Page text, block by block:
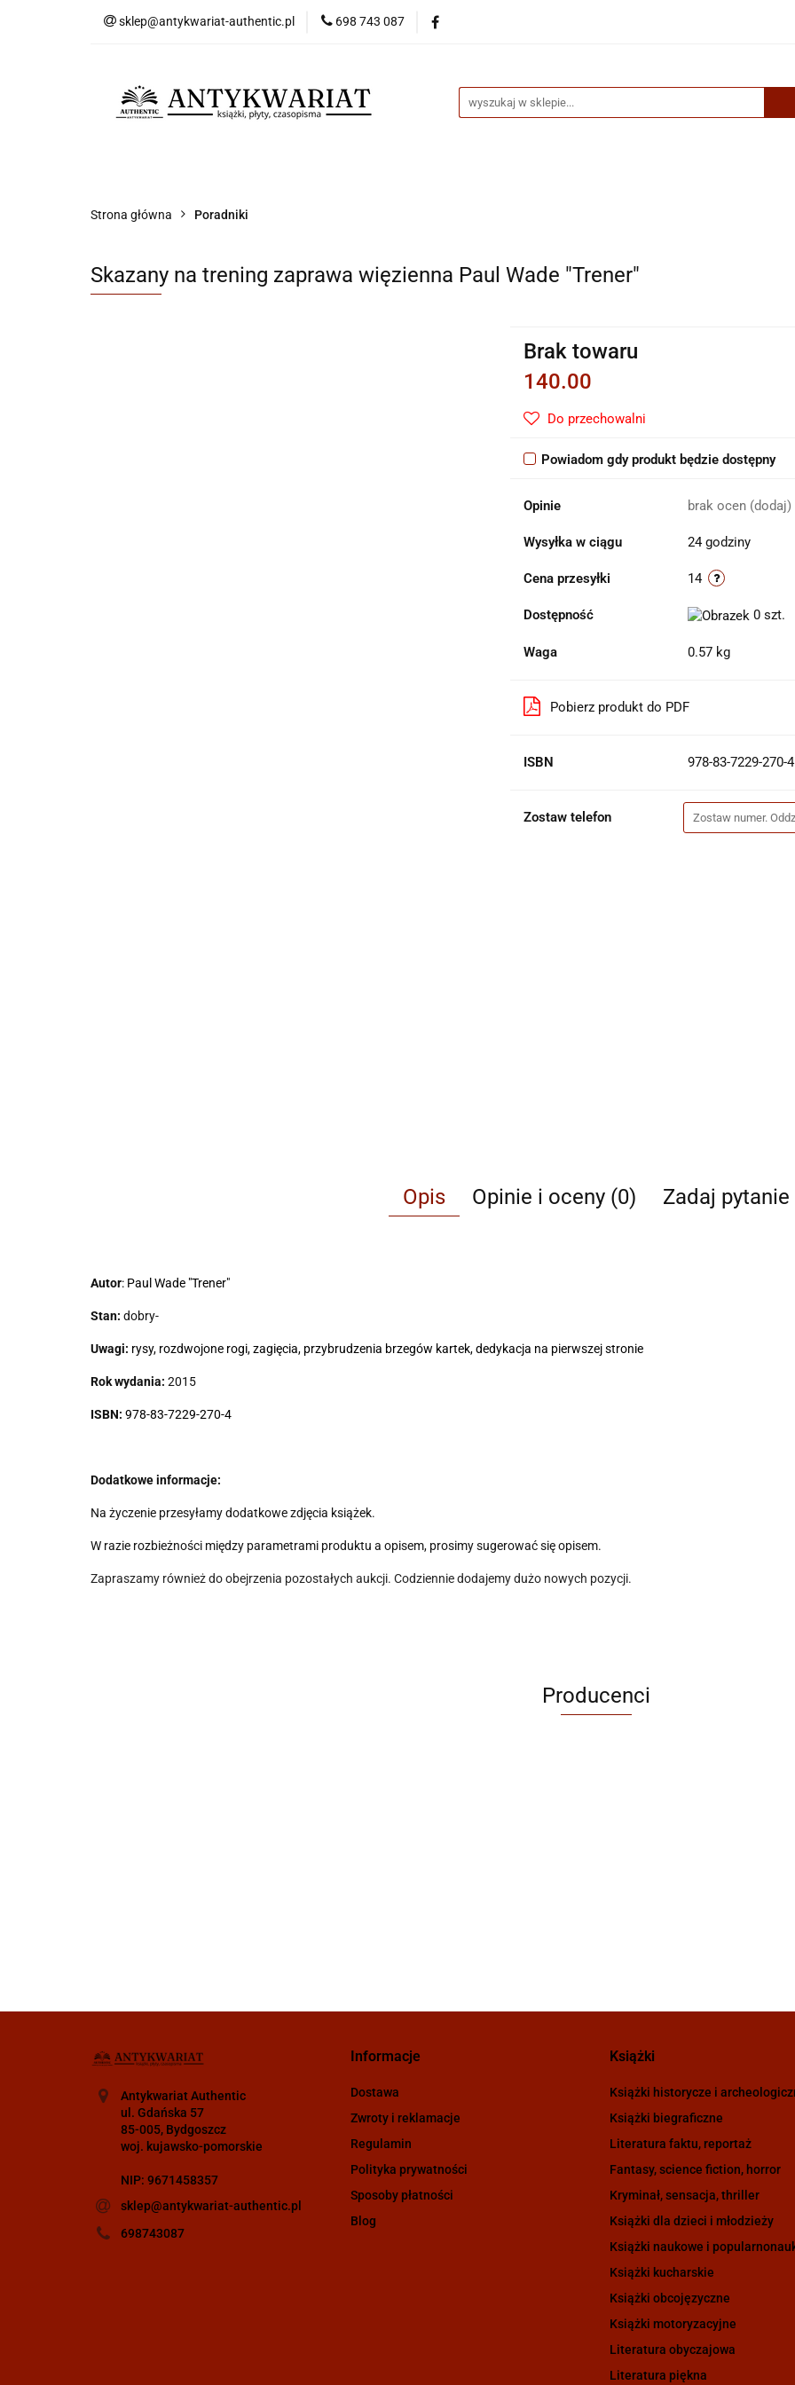
sklep@antykwariat-authentic.pl 698 743 087
Kategorie
Strona główna Poradniki
Skazany na trening zaprawa więzienna Paul Wade "Trener"
Brak towaru
140.00
Do przechowalni
Powiadom gdy produkt będzie dostępny
Opinie brak ocen (dodaj)
Wysyłka w ciągu 24 godziny
Cena przesyłki 14
Dostępność 0 szt.
Waga 0.57 kg
Pobierz produkt do PDF
ISBN 978-83-7229-270-4
Zostaw telefon
Opis Opinie i oceny (0) Zadaj pytanie
Autor: Paul Wade "Trener"
Stan: dobry-
Uwagi: rysy, rozdwojone rogi, zagięcia, przybrudzenia brzegów kartek, dedykacja na pierwszej stronie
Rok wydania: 2015
ISBN: 978-83-7229-270-4
Dodatkowe informacje:
Na życzenie przesyłamy dodatkowe zdjęcia książek.
W razie rozbieżności między parametrami produktu a opisem, prosimy sugerować się opisem.
Zapraszamy również do obejrzenia pozostałych aukcji. Codziennie dodajemy dużo nowych pozycji.
Producenci
Antykwariat Authentic
ul. Gdańska 57
85-005, Bydgoszcz
woj. kujawsko-pomorskie
NIP: 9671458357
sklep@antykwariat-authentic.pl
698743087
Informacje
Dostawa
Zwroty i reklamacje
Regulamin
Polityka prywatności
Sposoby płatności
Blog
Książki
Książki historycze i
Książki biegraficzne
Literatura faktu, reportaż
Fantasy, science fiction, horror
Kryminał, sensacja, thriller
Książki dla dzieci i młodzieży
Książki naukowe i
Książki kucharskie
Książki obcojęzyczne
Książki motoryzacyjne
Literatura obyczajowa
Literatura piękna